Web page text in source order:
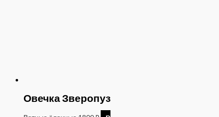
Овечка Зверопуз